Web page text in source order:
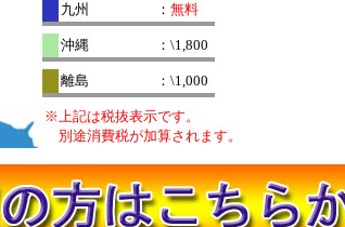
九州 ： 無料
沖縄 ：\1,800
離島 ：\1,000
※上記は税抜表示です。
別途消費税が加算されます。